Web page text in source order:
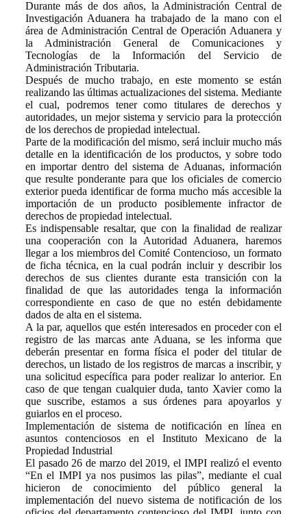
Durante más de dos años, la Administración Central de
Investigación Aduanera ha trabajado de la mano con el
área de Administración Central de Operación Aduanera y
la Administración General de Comunicaciones y
Tecnologías de la Información del Servicio de
Administración Tributaria.
Después de mucho trabajo, en este momento se están
realizando las últimas actualizaciones del sistema. Mediante
el cual, podremos tener como titulares de derechos y
autoridades, un mejor sistema y servicio para la protección
de los derechos de propiedad intelectual.
Parte de la modificación del mismo, será incluir mucho más
detalle en la identificación de los productos, y sobre todo
en importar dentro del sistema de Aduanas, información
que resulte ponderante para que los oficiales de comercio
exterior pueda identificar de forma mucho más accesible la
importación de un producto posiblemente infractor de
derechos de propiedad intelectual.
Es indispensable resaltar, que con la finalidad de realizar
una cooperación con la Autoridad Aduanera, haremos
llegar a los miembros del Comité Contencioso, un formato
de ficha técnica, en la cual podrán incluir y describir los
derechos de sus clientes durante esta transición con la
finalidad de que las autoridades tenga la información
correspondiente en caso de que no estén debidamente
dados de alta en el sistema.
A la par, aquellos que estén interesados en proceder con el
registro de las marcas ante Aduana, se les informa que
deberán presentar en forma física el poder del titular de
derechos, un listado de los registros de marcas a inscribir, y
una solicitud específica para poder realizar lo anterior. En
caso de que tengan cualquier duda, tanto Xavier como la
que suscribe, estamos a sus órdenes para apoyarlos y
guiarlos en el proceso.
Implementación de sistema de notificación en línea en
asuntos contenciosos en el Instituto Mexicano de la
Propiedad Industrial
El pasado 26 de marzo del 2019, el IMPI realizó el evento
“En el IMPI ya nos pusimos las pilas”, mediante el cual
hicieron de conocimiento del público general la
implementación del nuevo sistema de notificación de los